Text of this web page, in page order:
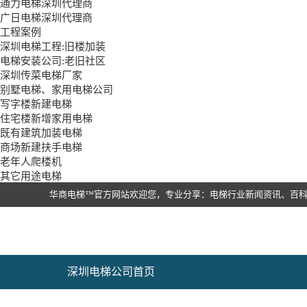
通力电梯深圳代理商
广日电梯深圳代理商
工程案例
深圳电梯工程:旧楼加装
电梯安装公司:老旧社区
深圳传菜电梯厂家
别墅电梯、家用电梯公司
写字楼新建电梯
住宅楼新增家用电梯
既有建筑加装电梯
商场新建扶手电梯
老年人爬楼机
其它用途电梯
华商电梯™官方网站欢迎您，专业分享：电梯行业新闻资讯、百
深圳电梯公司首页